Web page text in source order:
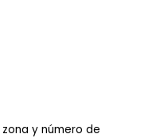
y número de